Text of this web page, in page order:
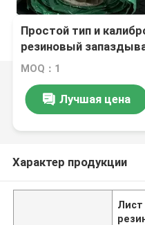
Простой тип и
резиновый
транспортера
MOQ：1
Лучшая цена
Характер продукции